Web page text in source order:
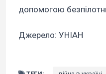
допомогою
Джерело: УНІАН